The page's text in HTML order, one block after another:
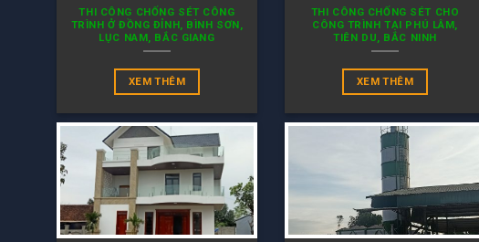
THI CÔNG CHỐNG SÉT CÔNG
TRÌNH Ở ĐỒNG ĐỈNH, BÌNH SƠN,
LỤC NAM, BẮC GIANG
XEM THÊM
THI CÔNG CHỐNG SÉT CHO
CÔNG TRÌNH TẠI PHÚ LÂM,
TIÊN DU, BẮC NINH
XEM THÊM